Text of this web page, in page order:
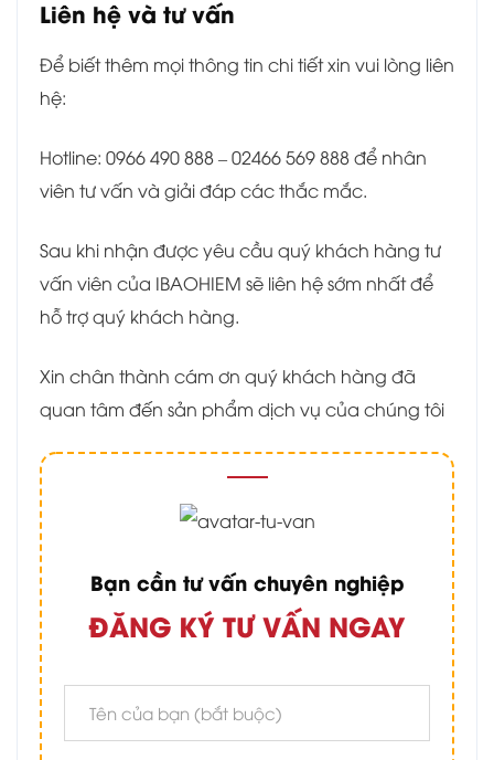
Liên hệ và tư vấn
Để biết thêm mọi thông tin chi tiết xin vui lòng liên
hệ:
Hotline: 0966 490 888 – 02466 569 888 để nhân
viên tư vấn và giải đáp các thắc mắc.
Sau khi nhận được yêu cầu quý khách hàng tư
vấn viên của IBAOHIEM sẽ liên hệ sớm nhất để
hỗ trợ quý khách hàng.
Xin chân thành cám ơn quý khách hàng đã
quan tâm đến sản phẩm dịch vụ của chúng tôi
Bạn cần tư vấn chuyên nghiệp
ĐĂNG KÝ TƯ VẤN NGAY